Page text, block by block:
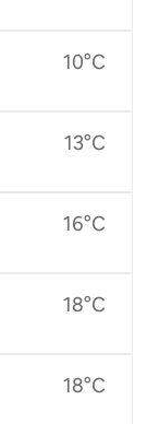
10°C
13°C
16°C
18°C
18°C